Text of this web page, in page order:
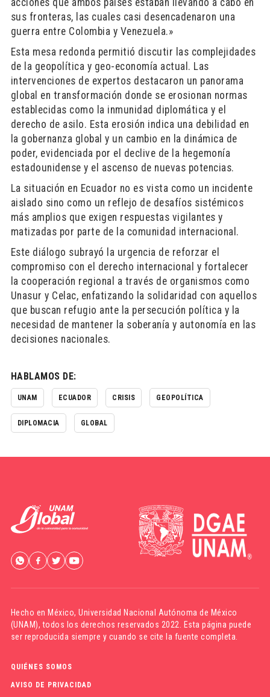
acciones que ambos países estaban llevando a cabo en
sus fronteras, las cuales casi desencadenaron una
guerra entre Colombia y Venezuela.»
Esta mesa redonda permitió discutir las complejidades
de la geopolítica y geo-economía actual. Las
intervenciones de expertos destacaron un panorama
global en transformación donde se erosionan normas
establecidas como la inmunidad diplomática y el
derecho de asilo. Esta erosión indica una debilidad en
la gobernanza global y un cambio en la dinámica de
poder, evidenciada por el declive de la hegemonía
estadounidense y el ascenso de nuevas potencias.
La situación en Ecuador no es vista como un incidente
aislado sino como un reflejo de desafíos sistémicos
más amplios que exigen respuestas vigilantes y
matizadas por parte de la comunidad internacional.
Este diálogo subrayó la urgencia de reforzar el
compromiso con el derecho internacional y fortalecer
la cooperación regional a través de organismos como
Unasur y Celac, enfatizando la solidaridad con aquellos
que buscan refugio ante la persecución política y la
necesidad de mantener la soberanía y autonomía en las
decisiones nacionales.
HABLAMOS DE:
UNAM ECUADOR CRISIS GEOPOLÍTICA
DIPLOMACIA GLOBAL
Hecho en México,Universidad Nacional Autónoma de México
(UNAM), todos los derechos reservados 2022. Esta página puede
ser reproducida siempre y cuando se cite la fuente completa.
QUIÉNES SOMOS
AVISO DE PRIVACIDAD